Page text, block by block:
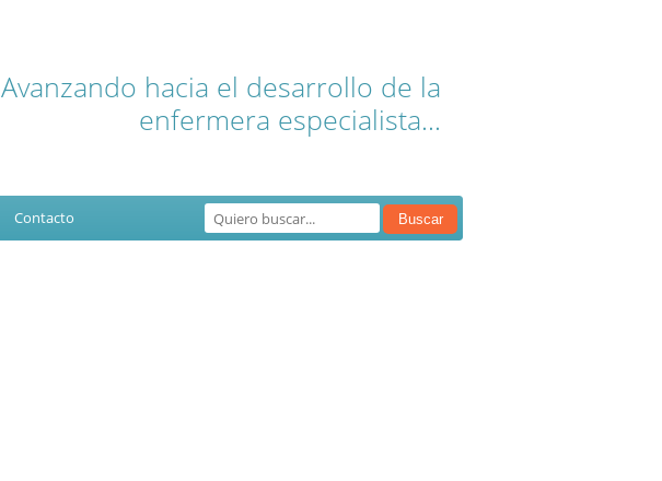
Avanzando hacia el desarrollo de la
enfermera especialista...
Contacto